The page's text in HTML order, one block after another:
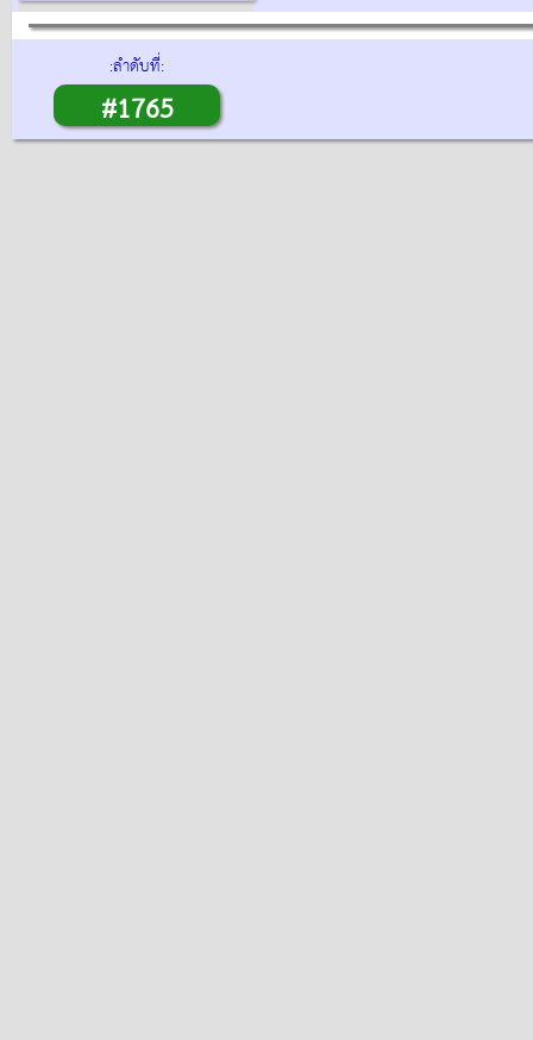
:ลำดับที่:
#1765